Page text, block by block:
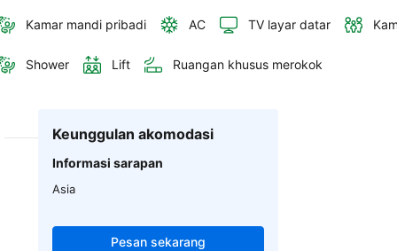
Kamar mandi pribadi AC TV layar datar
Shower Lift Ruangan khusus merokok
Keunggulan akomodasi
Informasi sarapan
Asia
Pesan sekarang